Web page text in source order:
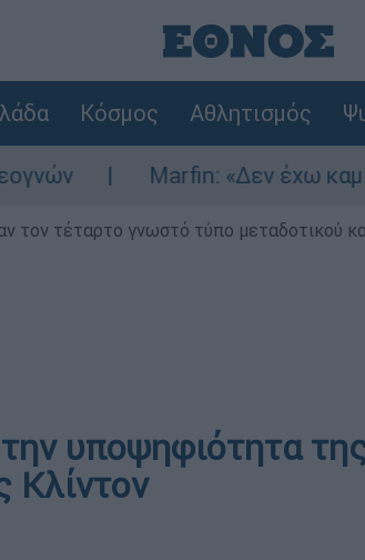
Κόσμος Αθλητισμός
Marfin: «Δεν έχω καμία
τον τέταρτο γνωστό τύπο μεταδοτικού
υποψηφιότητα
Κλίντον